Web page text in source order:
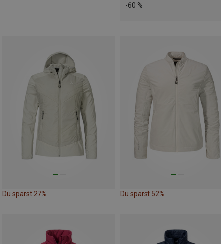
-60 %
Du sparst 27% Du sparst 52%